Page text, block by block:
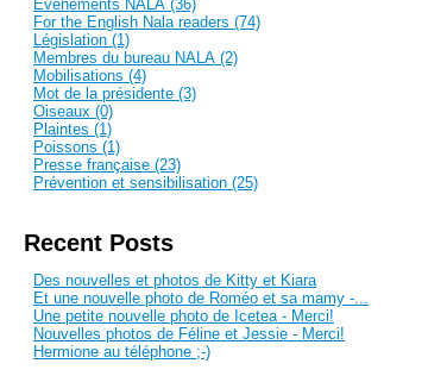
Evènements NALA (36)
For the English Nala readers (74)
Législation (1)
Membres du bureau NALA (2)
Mobilisations (4)
Mot de la présidente (3)
Oiseaux (0)
Plaintes (1)
Poissons (1)
Presse française (23)
Prévention et sensibilisation (25)
Recent Posts
Des nouvelles et photos de Kitty et Kiara
Et une nouvelle photo de Roméo et sa mamy -...
Une petite nouvelle photo de Icetea - Merci!
Nouvelles photos de Féline et Jessie - Merci!
Hermione au téléphone ;-)